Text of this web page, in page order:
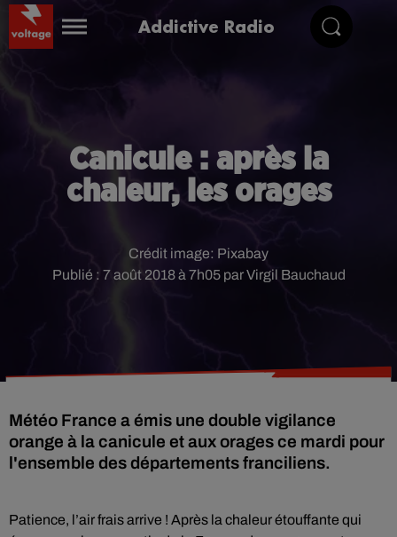
Addictive Radio
Canicule : après la
chaleur, les orages
Publié : 7 août 2018 à 7h05 par Virgil Bauchaud
Crédit image: Pixabay
Météo France a émis une double vigilance
orange à la canicule et aux orages ce mardi pour
l'ensemble des départements franciliens.
Patience, l’air frais arrive ! Après la chaleur étouffante qui